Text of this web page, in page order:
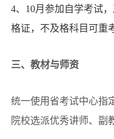
4、10月参加 自学考试，
格证，不及格科目可重
三、教材与师资
统一使用省考试中心指
院校选派优秀讲师、副